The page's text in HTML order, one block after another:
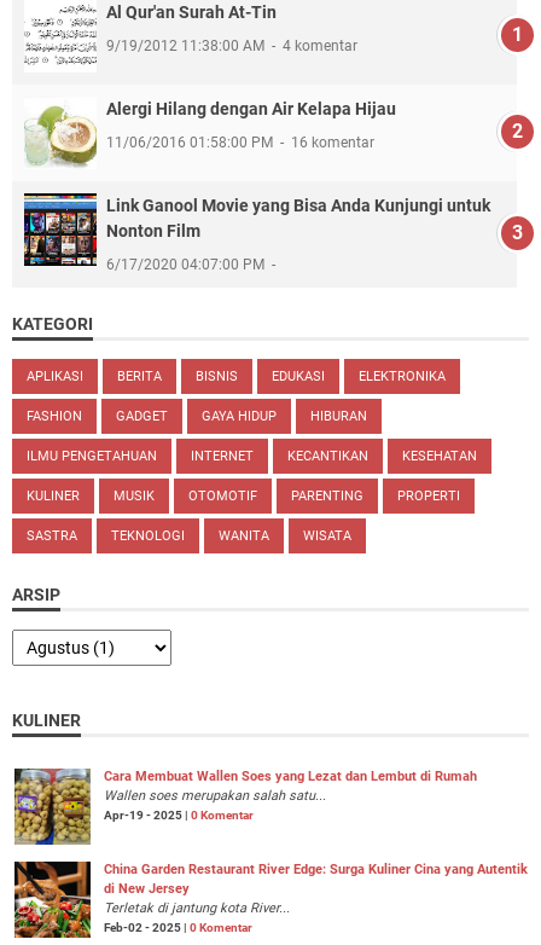
Al Qur'an Surah At-Tin
9/19/2012 11:38:00 AM 4 komentar
Alergi Hilang dengan Air Kelapa Hijau
11/06/2016 01:58:00 PM 16 komentar
Link Ganool Movie yang Bisa Anda Kunjungi untuk
Nonton Film
6/17/2020 04:07:00 PM
KATEGORI
APLIKASI BERITA BISNIS EDUKASI ELEKTRONIKA
FASHION GADGET GAYA HIDUP HIBURAN
ILMU PENGETAHUAN INTERNET KECANTIKAN KESEHATAN
KULINER MUSIK OTOMOTIF PARENTING PROPERTI
SASTRA TEKNOLOGI WANITA WISATA
ARSIP
KULINER
Cara Membuat Wallen Soes yang Lezat dan Lembut di Rumah
Wallen soes merupakan salah satu...
Apr-19 - 2025 | 0 Komentar
China Garden Restaurant River Edge: Surga Kuliner Cina yang Autentik
di New Jersey
Terletak di jantung kota River...
Feb-02 - 2025 | 0 Komentar